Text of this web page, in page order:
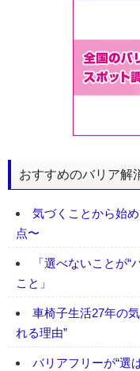
おすすめのバリア解
気づくことから始
点〜
「選べないことが
こと」
車椅子生活27年の
れる理由”
バリアフリーが“選